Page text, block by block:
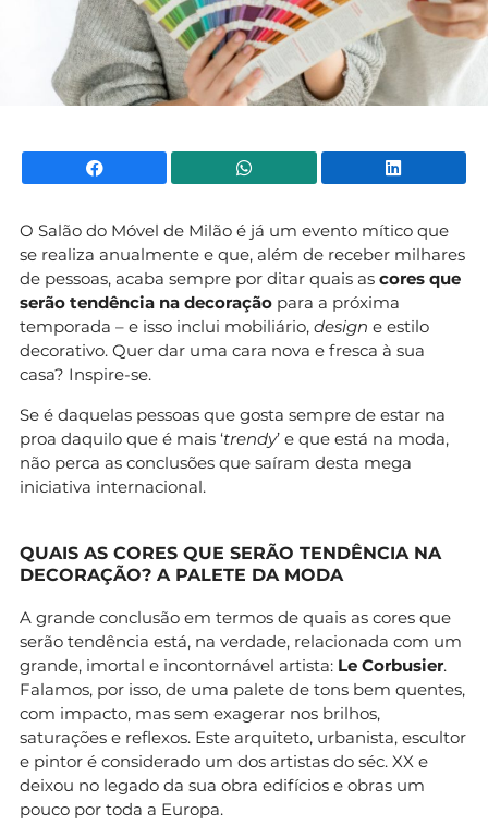
Facebook WhatsApp
O Salão do Móvel de Milão é já um evento mítico que
se realiza anualmente e que, além de receber milhares
de pessoas, acaba sempre por ditar quais as cores que
serão tendência na decoração para a próxima
temporada – e isso inclui mobiliário, design e estilo
decorativo. Quer dar uma cara nova e fresca à sua
casa? Inspire-se.
Se é daquelas pessoas que gosta sempre de estar na
proa daquilo que é mais ‘trendy’ e que está na moda,
não perca as conclusões que saíram desta mega
iniciativa internacional.
QUAIS AS CORES QUE SERÃO TENDÊNCIA NA
DECORAÇÃO? A PALETE DA MODA
A grande conclusão em termos de quais as cores que
serão tendência está, na verdade, relacionada com um
grande, imortal e incontornável artista: Le Corbusier.
Falamos, por isso, de uma palete de tons bem quentes,
com impacto, mas sem exagerar nos brilhos,
saturações e reflexos. Este arquiteto, urbanista, escultor
e pintor é considerado um dos artistas do séc. XX e
deixou no legado da sua obra edifícios e obras um
pouco por toda a Europa.